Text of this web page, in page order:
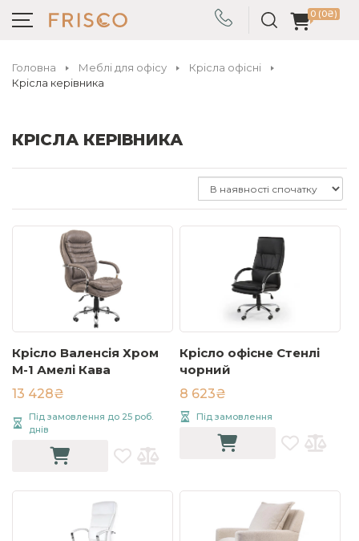
0 (0₴)
Головна Меблі для офісу
Крісла офісні
Крісла керівника
КРІСЛА КЕРІВНИКА
Крісло Валенсія Хром
М-1 Амелі Кава
13 428₴
Під замовлення до 25 роб.
днів
Крісло офісне Стенлі
чорний
8 623₴
Під замовлення